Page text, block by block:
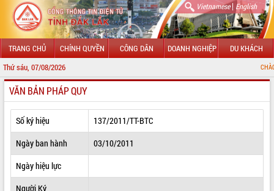
Vietnamese| English
TRANG CHỦ CHÍNH QUYỀN CÔNG DÂN DOANH NGHIỆP DU KHÁCH
Thứ sáu, 07/08/2026 CHÀO MỪNG ĐẾN
GIỚI THIỆU
LÃNH ĐẠO UBND TỈNH
TIN TỨC SỰ KIỆN
SỞ, BAN, NGÀNH
VĂN BẢN PHÁP QUY
Số ký hiệu
137/2011/TT-BTC
Ngày ban hành
03/10/2011
Ngày hiệu lực
Người Ký